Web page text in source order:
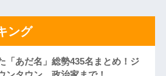
ング
「あだ名」総勢435名まとめ！ジ